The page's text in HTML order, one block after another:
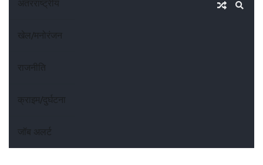
अंतरराष्ट्रीय
खेल/मनोरंजन
राजनीति
क्राइम/दुर्घटना
जॉब अलर्ट